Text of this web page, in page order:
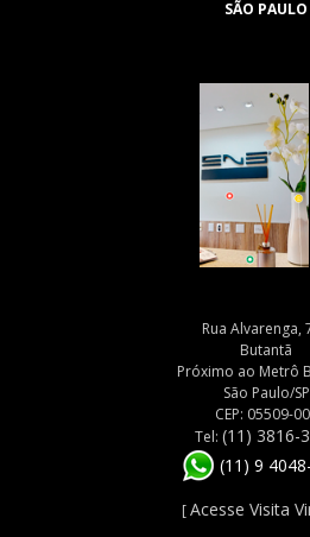
SÃO PAULO
Rua Alvarenga,
Butantã
Próximo ao Metrô
São Paulo/SP
CEP: 05509-
Tel: (11) 3816-
(11) 9
[Acesse Visita